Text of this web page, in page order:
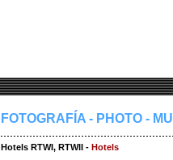
FOTOGRAFÍA - PHOTO -
Hotels RTWI, RTWII - Hotels